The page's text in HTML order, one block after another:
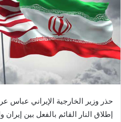
حذر ​وزير الخارجية الإيراني ​عباس
إطلاق النار القائم بالفعل بين